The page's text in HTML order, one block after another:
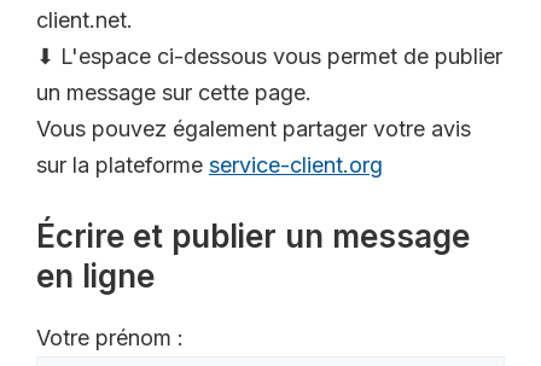
client.net.
⬇ L'espace ci-dessous vous permet de publier
un message sur cette page.
Vous pouvez également partager votre avis
sur la plateforme service-client.org
Écrire et publier un message
en ligne
Votre prénom :